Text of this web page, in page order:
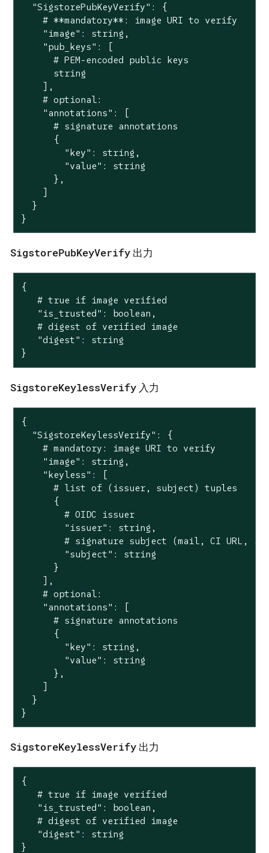
  "SigstorePubKeyVerify": {
    # **mandatory**: image URI to verify
    "image": string,
    "pub_keys": [
      # PEM-encoded public keys
      string
    ],
    # optional:
    "annotations": [
      # signature annotations
      {
        "key": string,
        "value": string
      },
    ]
  }
}
SigstorePubKeyVerify 出力
{
   # true if image verified
   "is_trusted": boolean,
   # digest of verified image
   "digest": string
}
SigstoreKeylessVerify 入力
{
  "SigstoreKeylessVerify": {
    # mandatory: image URI to verify
    "image": string,
    "keyless": [
      # list of (issuer, subject) tuples
      {
        # OIDC issuer
        "issuer": string,
# signature subject (mail, CI URL,
        "subject": string
      }
    ],
    # optional:
    "annotations": [
      # signature annotations
      {
        "key": string,
        "value": string
      },
    ]
  }
}
SigstoreKeylessVerify 出力
{
   # true if image verified
   "is_trusted": boolean,
   # digest of verified image
   "digest": string
}